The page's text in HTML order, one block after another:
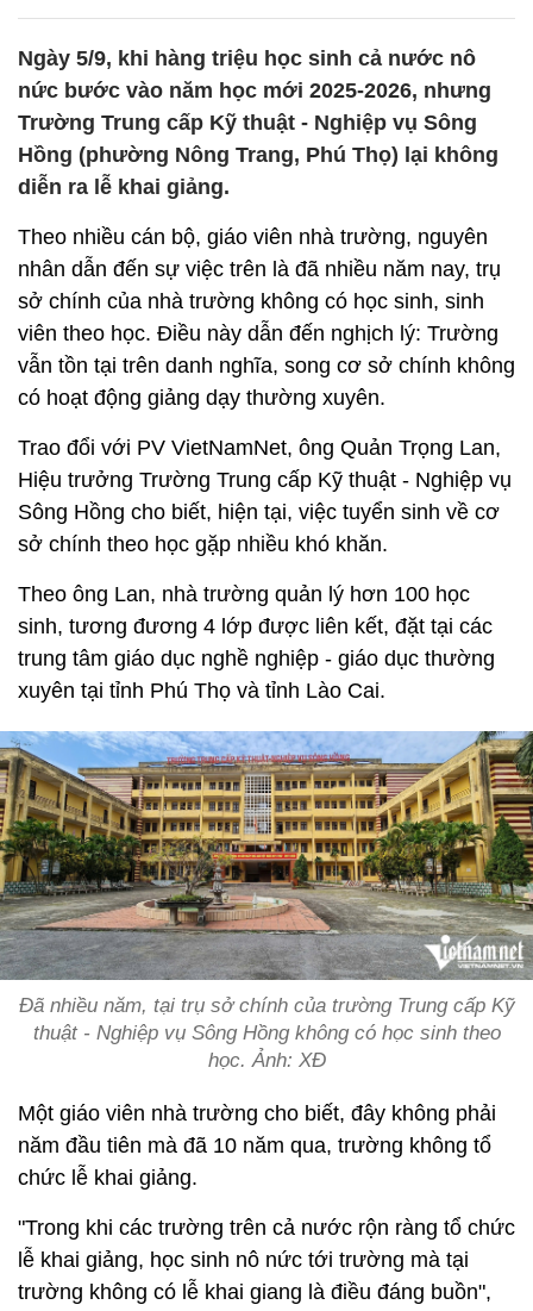
Ngày 5/9, khi hàng triệu học sinh cả nước nô
nức bước vào năm học mới 2025-2026, nhưng
Trường Trung cấp Kỹ thuật - Nghiệp vụ Sông
Hồng (phường Nông Trang, Phú Thọ) lại không
diễn ra lễ khai giảng.
Theo nhiều cán bộ, giáo viên nhà trường, nguyên
nhân dẫn đến sự việc trên là đã nhiều năm nay, trụ
sở chính của nhà trường không có học sinh, sinh
viên theo học. Điều này dẫn đến nghịch lý: Trường
vẫn tồn tại trên danh nghĩa, song cơ sở chính không
có hoạt động giảng dạy thường xuyên.
Trao đổi với PV VietNamNet, ông Quản Trọng Lan,
Hiệu trưởng Trường Trung cấp Kỹ thuật - Nghiệp vụ
Sông Hồng cho biết, hiện tại, việc tuyển sinh về cơ
sở chính theo học gặp nhiều khó khăn.
Theo ông Lan, nhà trường quản lý hơn 100 học
sinh, tương đương 4 lớp được liên kết, đặt tại các
trung tâm giáo dục nghề nghiệp - giáo dục thường
xuyên tại tỉnh Phú Thọ và tỉnh Lào Cai.
Đã nhiều năm, tại trụ sở chính của trường Trung cấp Kỹ
thuật - Nghiệp vụ Sông Hồng không có học sinh theo
học. Ảnh: XĐ
Một giáo viên nhà trường cho biết, đây không phải
năm đầu tiên mà đã 10 năm qua, trường không tổ
chức lễ khai giảng.
"Trong khi các trường trên cả nước rộn ràng tổ chức
lễ khai giảng, học sinh nô nức tới trường mà tại
trường không có lễ khai giang là điều đáng buồn",